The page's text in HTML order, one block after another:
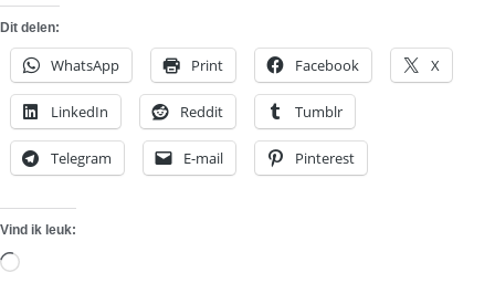
Dit delen:
WhatsApp Print Facebook X
LinkedIn Reddit Tumblr
Telegram E-mail Pinterest
Vind ik leuk:
Aan